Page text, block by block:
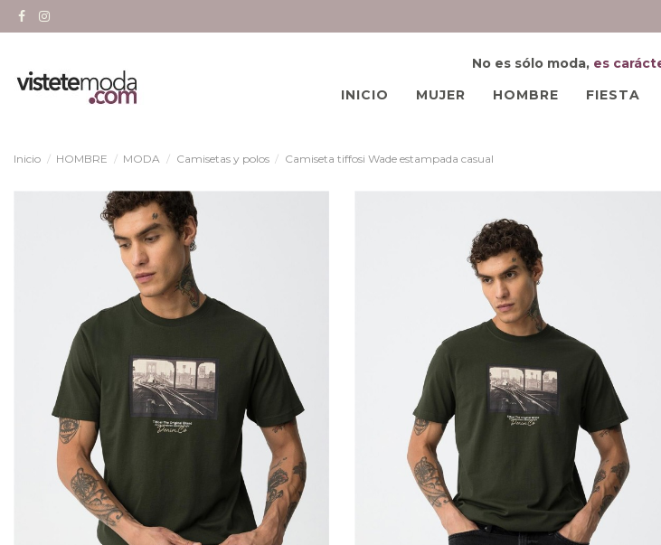
No es sólo moda, es
INICIO
MUJER HOMBRE FIESTA
Inicio HOMBRE MODA Camisetas y polos Camiseta tiffosi Wade estampada casual